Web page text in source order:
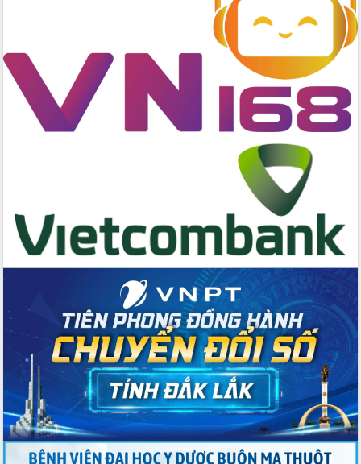
Đắk Lắk đẩy mạnh nuôi biển công
nghệ, hướng tới phát triển thủy sản
bền vững
Tập huấn nâng cao năng lực triển khai
chuyển đổi số cho cán bộ, công chức
Đẩy mạnh cải cách hành chính, quyết
tâm đạt được mục tiêu tăng trưởng
hai con số trong năm 2026
Lương Văn Chánh năm 2026
Phó Bí thư Tỉnh ủy Đắk Lắk Đỗ Hữu
Huy giữ chức Bí thư Đảng ủy Ủy Ban
Nhân dân tỉnh
Bệnh án điện tử thúc đẩy chuyển đổi
số y tế tại Đắk Lắk
Chuyển đổi số thư viện: Mở rộng
không gian tri thức trong thời đại số
Đánh giá, rút kinh nghiệm công tác tổ
chức diễn tập trước ngày bầu cử